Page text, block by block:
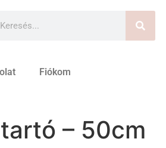
Fiókom
– 50cm